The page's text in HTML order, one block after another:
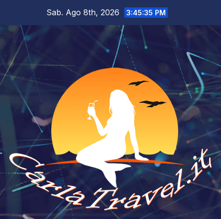
contenuto
Sab. Ago 8th, 2026 3:45:36 PM